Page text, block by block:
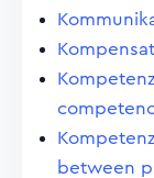
between